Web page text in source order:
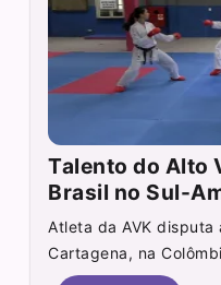
Talento do Alto
Brasil no Sul-
Atleta da AVK disputa
Cartagena, na